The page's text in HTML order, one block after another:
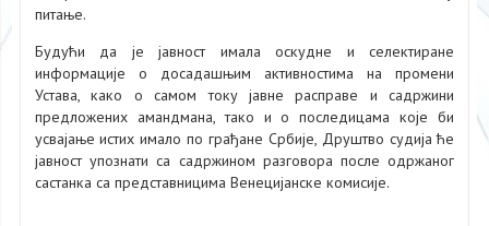
питање.
Будући да је јавност имала оскудне и селектиране
информације о досадашњим активностима на промени
Устава, како о самом току јавне расправе и садржини
предложених амандмана, тако и о последицама које би
усвајање истих имало по грађане Србије, Друштво судија ће
јавност упознати са садржином разговора после одржаног
састанка са представницима Венецијанске комисије.